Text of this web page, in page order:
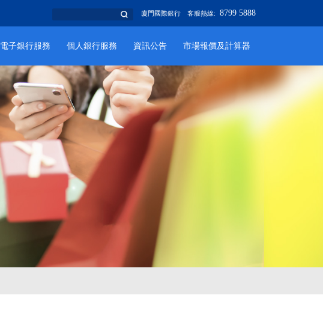
廈門國際銀行 客服熱線: 8799 5888
電子銀行服務 個人銀行服務 資訊公告 市場報價及計算器